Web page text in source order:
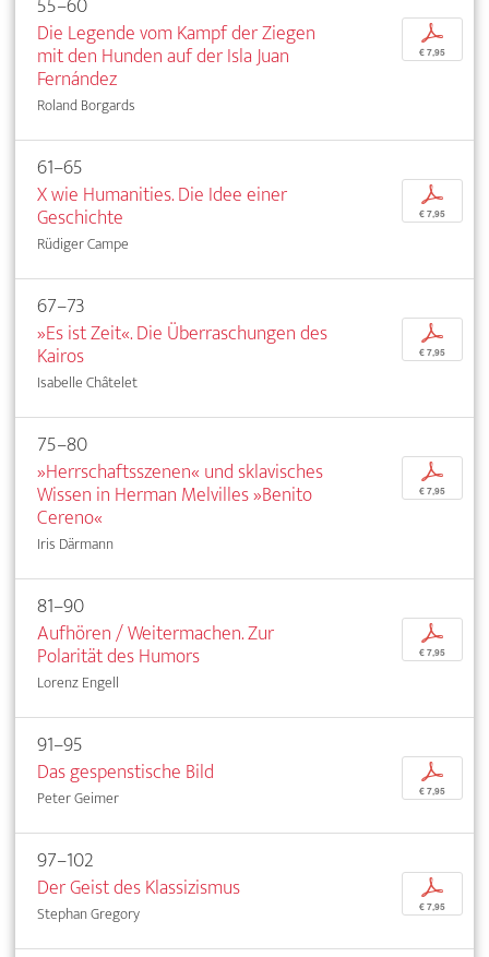
Die Legende vom Kampf der Ziegen
mit den Hunden auf der Isla Juan
Fernández
Roland Borgards
p
€ 7,95
61–65
X wie Humanities. Die Idee einer
Geschichte
Rüdiger Campe
p
€ 7,95
67–73
»Es ist Zeit«. Die Überraschungen des
Kairos
Isabelle Châtelet
p
€ 7,95
75–80
»Herrschaftsszenen« und sklavisches
Wissen in Herman Melvilles »Benito
Cereno«
Iris Därmann
p
€ 7,95
81–90
Aufhören / Weitermachen. Zur
Polarität des Humors
Lorenz Engell
p
€ 7,95
91–95
Das gespenstische Bild
Peter Geimer
p
€ 7,95
97–102
Der Geist des Klassizismus
Stephan Gregory
p
€ 7,95